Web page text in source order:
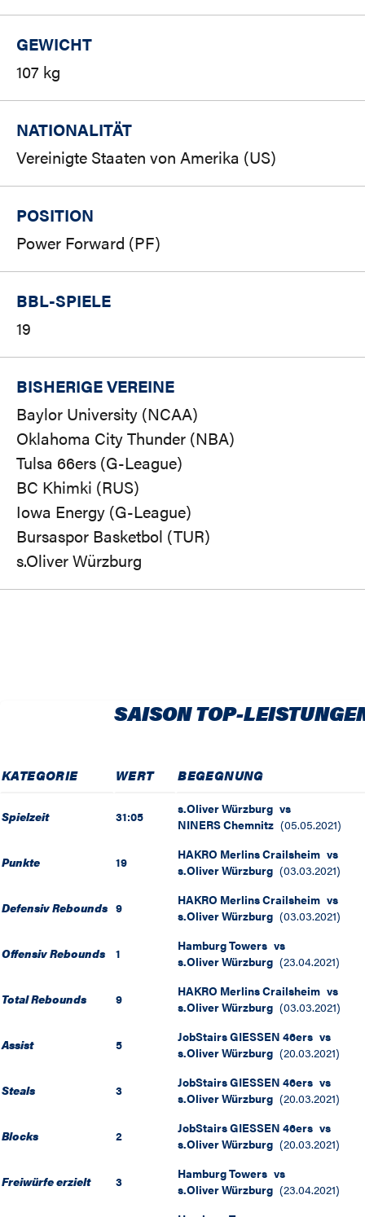
GEWICHT
107 kg
NATIONALITÄT
Vereinigte Staaten von Amerika (US)
POSITION
Power Forward (PF)
BBL-SPIELE
19
BISHERIGE VEREINE
Baylor University (NCAA)
Oklahoma City Thunder (NBA)
Tulsa 66ers (G-League)
BC Khimki (RUS)
Iowa Energy (G-League)
Bursaspor Basketbol (TUR)
s.Oliver Würzburg
SAISON TOP-
KATEGORIE WERT BEGEGNUNG
Spielzeit 31:05 s.Oliver Würzburg vs
NINERS Chemnitz (05.05.2021)
Punkte 19 HAKRO Merlins Crailsheim vs
s.Oliver Würzburg (03.03.2021)
Defensiv Rebounds 9 HAKRO Merlins Crailsheim vs
s.Oliver Würzburg (03.03.2021)
Offensiv Rebounds 1 Hamburg Towers vs
s.Oliver Würzburg (23.04.2021)
Total Rebounds 9 HAKRO Merlins Crailsheim vs
s.Oliver Würzburg (03.03.2021)
Assist 5 JobStairs GIESSEN 46ers vs
s.Oliver Würzburg (20.03.2021)
Steals 3 JobStairs GIESSEN 46ers vs
s.Oliver Würzburg (20.03.2021)
Blocks 2 JobStairs GIESSEN 46ers vs
s.Oliver Würzburg (20.03.2021)
Freiwürfe erzielt 3 Hamburg Towers vs
s.Oliver Würzburg (23.04.2021)